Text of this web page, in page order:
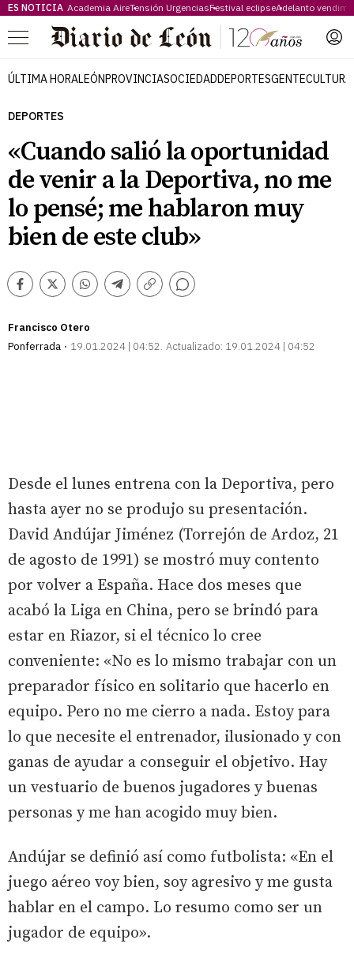
ES NOTICIA Academia AireTensión UrgenciasFestival eclipseAdelanto
Menú
ÚLTIMA HORALEÓNPROVINCIASOCIEDADDEPORTESGENTECULTURA
DEPORTES
«Cuando salió la oportunidad
de venir a la Deportiva, no me
lo pensé; me hablaron muy
bien de este club»
Facebook
TwitterWhatsappTelegram
Copiar
Comentarios
Francisco Otero
Ponferrada
19.01.2024 | 04:52 Actualizado: 19.01.2024 | 04:52
Desde el lunes entrena con la Deportiva, pero
hasta ayer no se produjo su presentación.
David Andújar Jiménez (Torrejón de Ardoz, 21
de agosto de 1991) se mostró muy contento
por volver a España. Hace dos meses que
acabó la Liga en China, pero se brindó para
estar en Riazor, si el técnico lo cree
conveniente: «No es lo mismo trabajar con un
preparador físico en solitario que hacerlo en
equipo. Pero no me cierro a nada. Estoy para
lo que necesite el entrenador, ilusionado y con
ganas de ayudar a conseguir el objetivo. Hay
un vestuario de buenos jugadores y buenas
personas y me han acogido muy bien.
Andújar se definió así como futbolista: «En el
juego aéreo voy bien, soy agresivo y me gusta
hablar en el campo. Lo resumo como ser un
jugador de equipo».